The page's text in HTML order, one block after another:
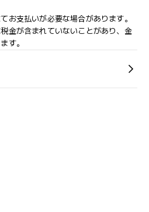
お支払いが必要な場合があります。
金が含まれていないことがあり、金
す。